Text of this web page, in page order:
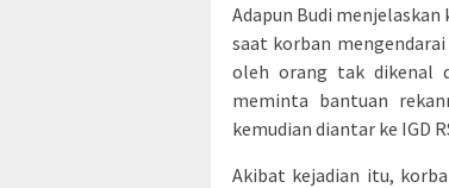
Adapun Budi
saat korban
oleh orang tak dikenal
meminta bantuan
kemudian diantar ke IGD
Akibat kejadian itu,